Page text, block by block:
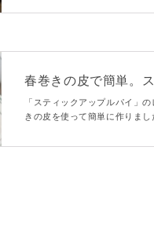
です♫
春巻きの皮で簡単。
「スティックアップルパイ」
きの皮を使って簡単に作りま
なひと品です。